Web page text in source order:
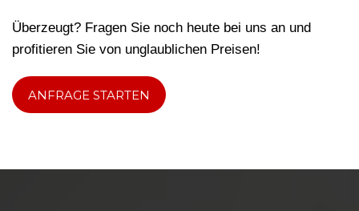
Überzeugt? Fragen Sie noch heute bei uns an und
profitieren Sie von unglaublichen Preisen!
ANFRAGE STARTEN